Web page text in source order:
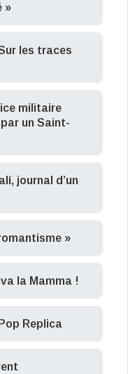
»
les traces
militaire
un Saint-
journal d’un
»
la Mamma !
Replica